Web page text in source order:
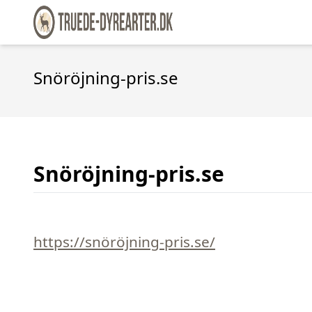
Snöröjning-pris.se
Snöröjning-pris.se
https://snöröjning-pris.se/